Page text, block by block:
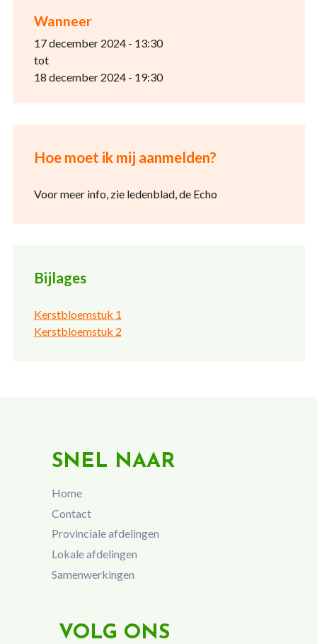
Wanneer
17 december 2024 - 13:30
tot
18 december 2024 - 19:30
Hoe moet ik mij aanmelden?
Voor meer info, zie ledenblad, de Echo
Bijlages
Kerstbloemstuk 1
Kerstbloemstuk 2
SNEL NAAR
Home
Contact
Provinciale afdelingen
Lokale afdelingen
Samenwerkingen
VOLG ONS